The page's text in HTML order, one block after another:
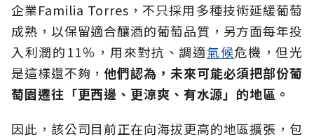
企業Familia Torres，不只採用多種技術延緩葡萄
成熟，以保留適合釀酒的葡萄品質，另方面每年投
入利潤的11％，用來對抗、調適氣候危機，但光
是這樣還不夠， 他們認為，未來可能必須把部份葡
萄園遷往「更西邊、更涼爽、有水源」的地區。
因此，該公司目前正在向海拔更高的地區擴張，包